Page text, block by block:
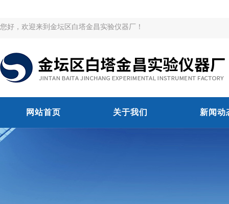
您好，欢迎来到金坛区白塔金昌实验仪器厂！
网站首页 关于我们 新闻动